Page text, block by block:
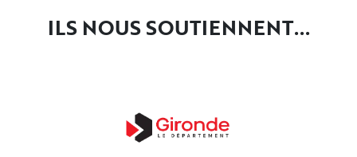
ILS NOUS SOUTIENNENT...